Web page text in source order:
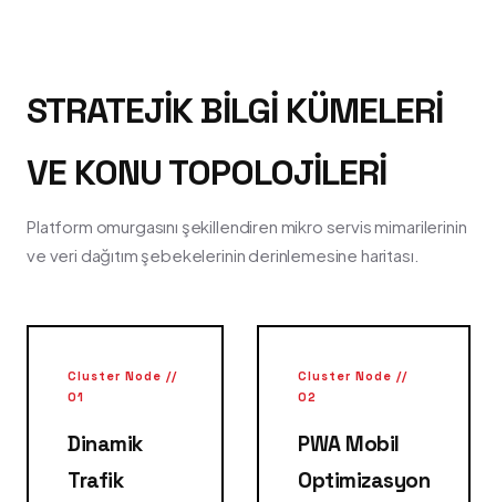
STRATEJIK BILGI KÜMELERI
VE KONU TOPOLOJILERI
Platform omurgasını şekillendiren mikro servis mimarilerinin
ve veri dağıtım şebekelerinin derinlemesine haritası.
Cluster Node //
01
Dinamik
Trafik
Cluster Node //
02
PWA Mobil
Optimizasyon